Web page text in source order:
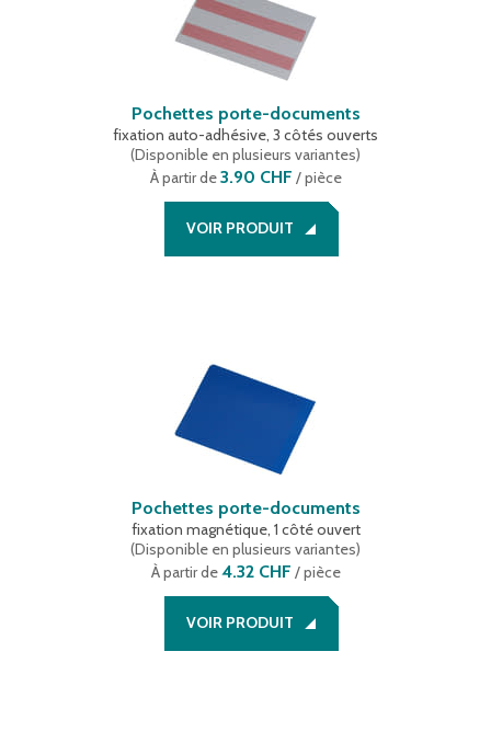
Pochettes porte-documents
fixation auto-adhésive, 3 côtés ouverts
(Disponible en plusieurs variantes)
À partir de3.90 CHF / pièce
VOIR PRODUIT
Pochettes porte-documents
fixation magnétique, 1 côté ouvert
(Disponible en plusieurs variantes)
À partir de4.32 CHF / pièce
VOIR PRODUIT